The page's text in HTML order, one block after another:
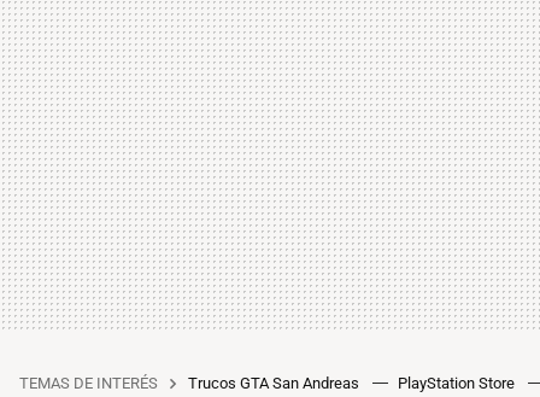
TEMAS DE INTERÉS Trucos GTA San Andreas PlayStation Store